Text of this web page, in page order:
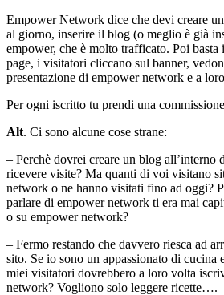
Empower Network dice che devi creare
al giorno, inserire il blog (o meglio è già
empower, che è molto trafficato. Poi
page, i visitatori cliccano sul banner,
presentazione di empower network e a
Per ogni iscritto tu prendi una
Alt. Ci sono alcune cose strane:
– Perchè dovrei creare un blog all’interno
ricevere visite? Ma quanti di voi visitano
network o ne hanno visitati fino ad oggi?
parlare di empower network ti era mai
o su empower network?
– Fermo restando che davvero riesca ad
sito. Se io sono un appassionato di cucina
miei visitatori dovrebbero a loro volta
network? Vogliono solo leggere ricette….